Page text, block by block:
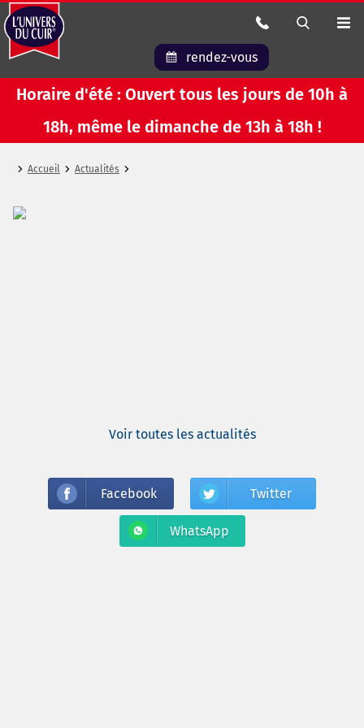
rendez-vous
Horaire d'été : Ouvert tous les jours de 10h à
18h, même le dimanche de 13h à 18h !
Accueil Actualités
Voir toutes les actualités
Facebook Twitter
WhatsApp